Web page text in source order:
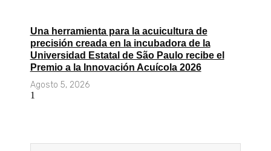
Una herramienta para la acuicultura de
precisión creada en la incubadora de la
Universidad Estatal de São Paulo recibe el
Premio a la Innovación Acuícola 2026
Agosto 5, 2026